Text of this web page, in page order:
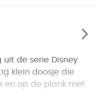
uit de serie Disney
klein doosje die
en op de plank met